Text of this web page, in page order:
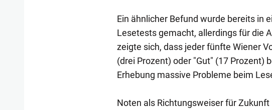
Ein ähnlicher Befund wurde bereits in
Lesetests gemacht, allerdings für die
zeigte sich, dass jeder fünfte Wiener
(drei Prozent) oder "Gut" (17 Prozent)
Erhebung massive Probleme beim
Noten als Richtungsweiser für Zukunft